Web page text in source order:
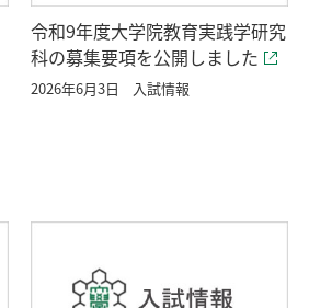
令和9年度大学院教育実践学研究
科の募集要項を公開しました
2026年6月3日 入試情報